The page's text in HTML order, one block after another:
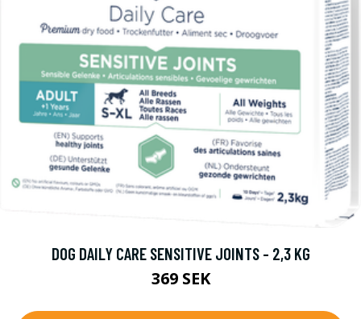
DOG DAILY CARE SENSITIVE JOINTS - 2,3 KG
369 SEK